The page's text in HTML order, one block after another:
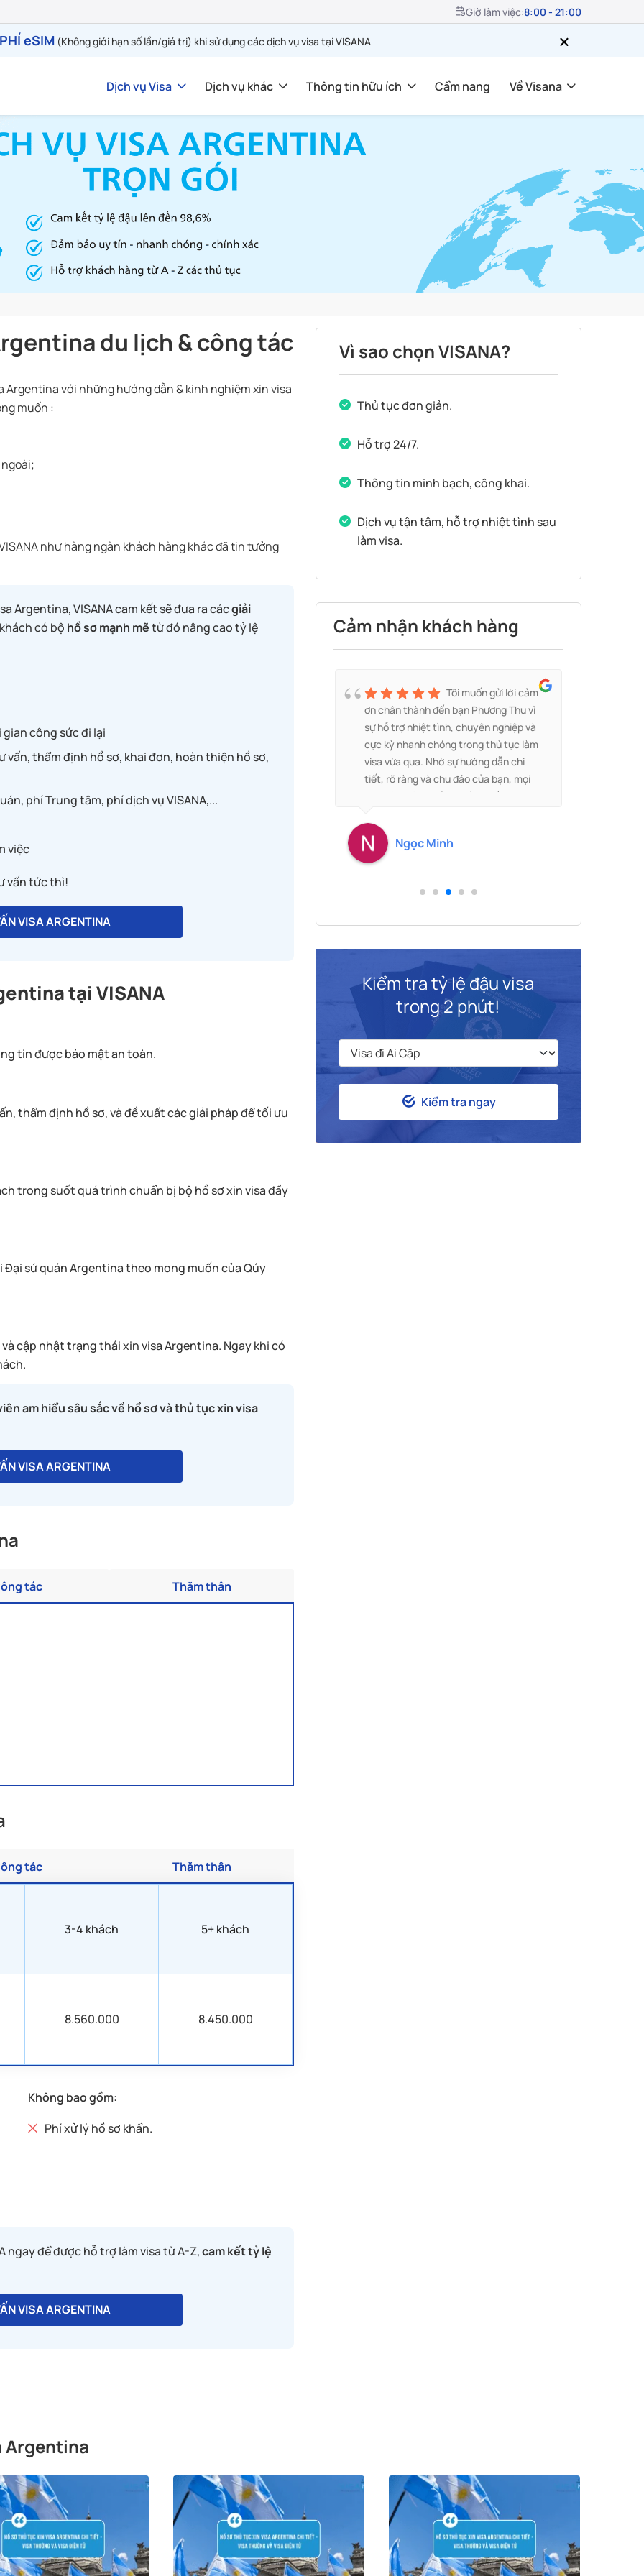
Giờ làm việc:8:00 - 21:00
eSIM (Không giới hạn số lần/giá trị) khi sử dụng các dịch vụ visa tại VISANA
Dịch vụ Visa Dịch vụ khác Thông tin hữu ích Cẩm nang Về Visana
du lịch & công tác
với những hướng dẫn & kinh nghiệm xin visa
muốn :
như hàng ngàn khách hàng khác đã tin tưởng
Argentina, VISANA cam kết sẽ đưa ra cácgiải
có bộ hồ sơ mạnh mẽtừ đó nâng cao tỷ lệ
công sức đi lại
vấn, thẩm định hồ sơ, khai đơn, hoàn thiện hồ sơ,
phí Trung tâm, phí dịch vụ VISANA,...
việc
vấn tức thì!
VISA ARGENTINA
tại VISANA
tin được bảo mật an toàn.
thẩm định hồ sơ, và đề xuất các giải pháp để tối ưu
trong suốt quá trình chuẩn bị bộ hồ sơ xin visa đầy
Đại sứ quán Argentina theo mong muốn của Qúy
cập nhật trạng thái xin visa Argentina. Ngay khi có
am hiểu sâu sắc về hồ sơ và thủ tục xin visa
VISA ARGENTINA
tác Thăm thân
tác Thăm thân
3-4 khách 5+ khách
8.560.000 8.450.000
Không bao gồm:
Phí xử lý hồ sơ khẩn.
ngay để được hỗ trợ làm visa từ A-Z,cam kết tỷ lệ
VISA ARGENTINA
Vì sao chọn VISANA?
Thủ tục đơn giản.
Hỗ trợ 24/7.
Thông tin minh bạch, công khai.
Dịch vụ tận tâm, hỗ trợ nhiệt tình sau
làm visa.
Cảm nhận khách hàng
bạn hỗ trợ đều rất nhiệt tình và chu
Tôi muốn gửi lời cảm
ơn chân thành đến bạn Phương Thu vì
sự hỗ trợ nhiệt tình, chuyên nghiệp và
cực kỳ nhanh chóng trong thủ tục làm
visa vừa qua. Nhờ sự hướng dẫn chi
tiết, rõ ràng và chu đáo của bạn, mọi
quy trình từ chuẩn bị hồ sơ đến khi nhận
tôi mong muốn.
Ngọc Minh
Kiểm tra tỷ lệ đậu visa
trong 2 phút!
Kiểm tra ngay
Argentina